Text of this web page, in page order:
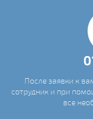
После заявки к
сотрудник и при
все